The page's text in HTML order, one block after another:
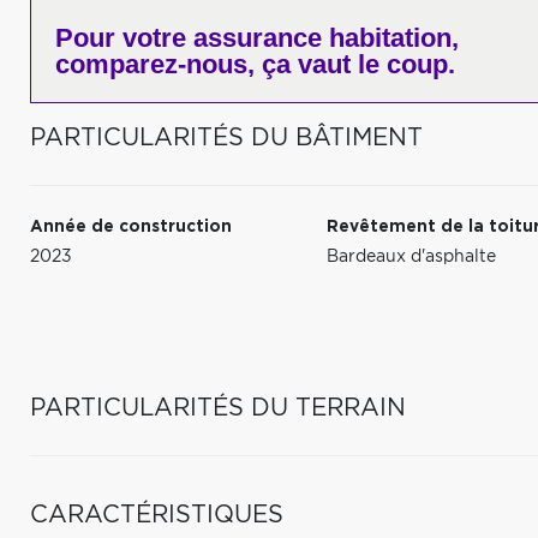
Pour votre assurance habitation,
comparez-nous, ça vaut le coup.
PARTICULARITÉS DU BÂTIMENT
Année de construction
2023
Revêtement de la
Bardeaux d'asphalte
PARTICULARITÉS DU TERRAIN
CARACTÉRISTIQUES